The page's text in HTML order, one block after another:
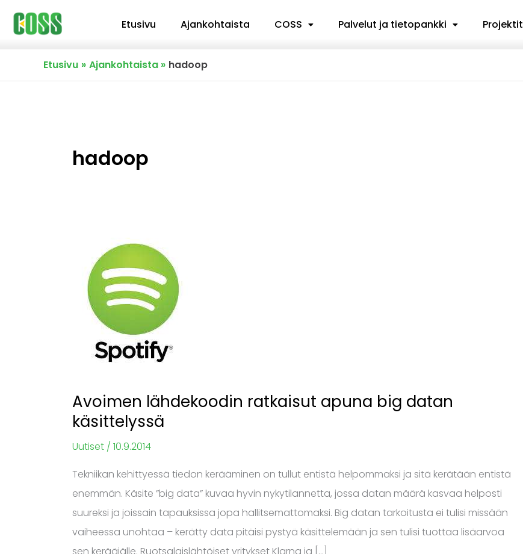
Siirry
sisältöön
Etusivu Ajankohtaista COSS Palvelut ja tietopankki Projektit
Etusivu Ajankohtaista hadoop
hadoop
Avoimen lähdekoodin ratkaisut apuna big datan
käsittelyssä
Uutiset / 10.9.2014
Tekniikan kehittyessä tiedon kerääminen on tullut entistä helpommaksi ja sitä kerätään entistä
enemmän. Käsite ”big data” kuvaa hyvin nykytilannetta, jossa datan määrä kasvaa helposti
suureksi ja joissain tapauksissa jopa hallitsemattomaksi. Big datan tarkoitusta ei tulisi missään
vaiheessa unohtaa – kerätty data pitäisi pystyä käsittelemään ja sen tulisi tuottaa lisäarvoa
lähdekoodin
ratkaisut
apuna
käsittelyssä